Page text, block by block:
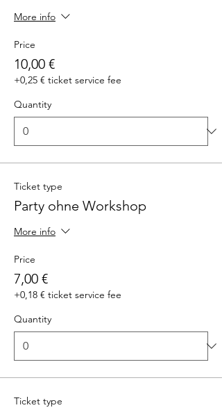
More info
Price
10,00 €
+0,25 € ticket service fee
Quantity
Ticket type
Party ohne Workshop
More info
Price
7,00 €
+0,18 € ticket service fee
Quantity
Ticket type